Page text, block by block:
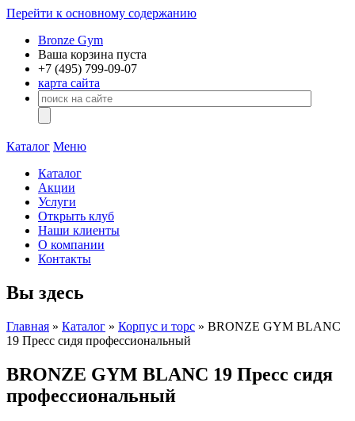
Перейти к основному содержанию
Bronze Gym
Ваша корзина пуста
+7 (495) 799-09-07
карта сайта
Каталог Меню
Каталог
Акции
Услуги
Открыть клуб
Наши клиенты
О компании
Контакты
Вы здесь
Главная » Каталог » Корпус и торс » BRONZE GYM BLANC
19 Пресс сидя профессиональный
BRONZE GYM BLANC 19 Пресс сидя
профессиональный